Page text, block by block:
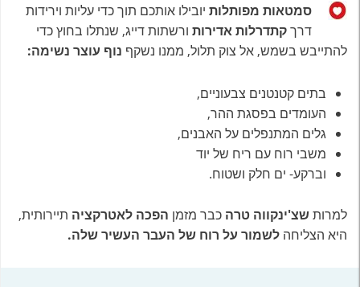
סמטאות מפותלות יובילו אותכם תוך כדי עליות וירידות
דרךקתדרלות אדירות ורשתות דייג, שנתלו בחוץ כדי
להתייבש בשמש, אל צוק תלול, ממנו נשקף נוף עוצר נשימה:
בתים קטנטנים צבעוניים,
העומדים בפסגת ההר,
גלים המתנפלים על האבנים,
משבי רוח עם ריח של יוד
וברקע- ים חלק ושטוח.
למרותשצ'ינקווה טרה כבר מזמן הפכה לאטרקציה תיירותית,
היא הצליחה לשמור על רוח של העבר העשיר שלה.